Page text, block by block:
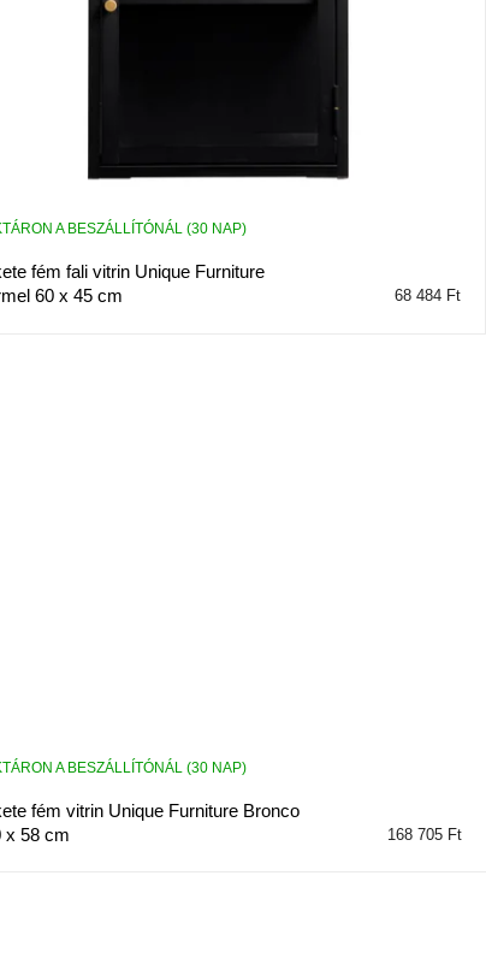
fém fali vitrin Unique Furniture
60 x 45 cm
A BESZÁLLÍTÓNÁL (30 NAP)
68 484 Ft
fém vitrin Unique Furniture Bronco
x 58 cm
A BESZÁLLÍTÓNÁL (30 NAP)
168 705 Ft